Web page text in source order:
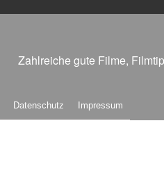
Zahlreiche gute Filme,
Datenschutz Impressum